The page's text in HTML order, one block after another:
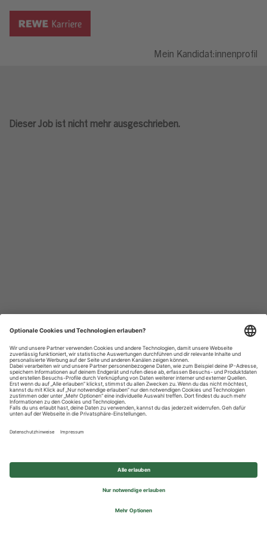
Mein Kandidat:innenprofil
Dieser Job ist nicht mehr ausgeschrieben.
Datenschutzhinweise
Impressum
Privatsphäre-Einstellungen
© 2026 REWE Group - All rights reserved